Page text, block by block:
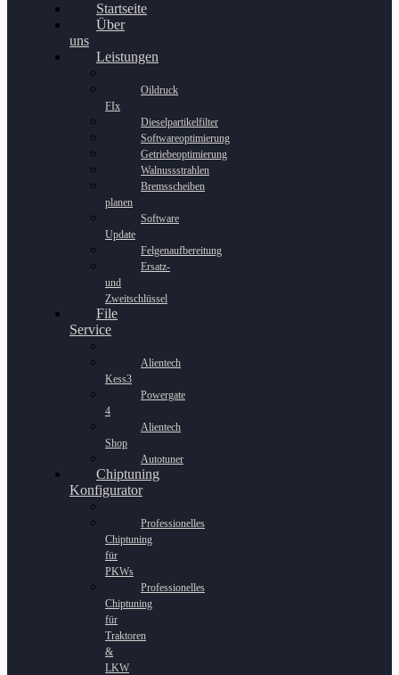
Startseite
Über
uns
Leistungen
Oildruck
FIx
Dieselpartikelfilter
Softwareoptimierung
Getriebeoptimierung
Walnussstrahlen
Bremsscheiben
planen
Software
Update
Felgenaufbereitung
Ersatz-
und
Zweitschlüssel
File
Service
Alientech
Kess3
Powergate
4
Alientech
Shop
Autotuner
Chiptuning
Konfigurator
Professionelles
Chiptuning
für
PKWs
Professionelles
Chiptuning
für
Traktoren
&
LKW